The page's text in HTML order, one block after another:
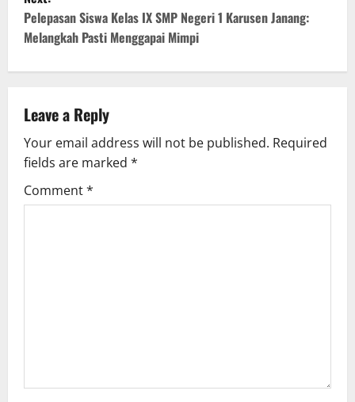
t
n
v
i
g
Pelepasan Siswa Kelas IX SMP Negeri 1 Karusen Janang:
Melangkah Pasti Menggapai Mimpi
Leave a Reply
Your email address will not be published. Required
fields are marked *
Comment*